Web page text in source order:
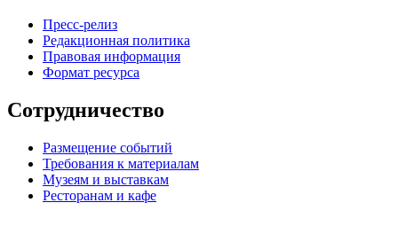
Пресс-релиз
Редакционная политика
Правовая информация
Формат ресурса
Сотрудничество
Размещение событий
Требования к материалам
Музеям и выставкам
Ресторанам и кафе